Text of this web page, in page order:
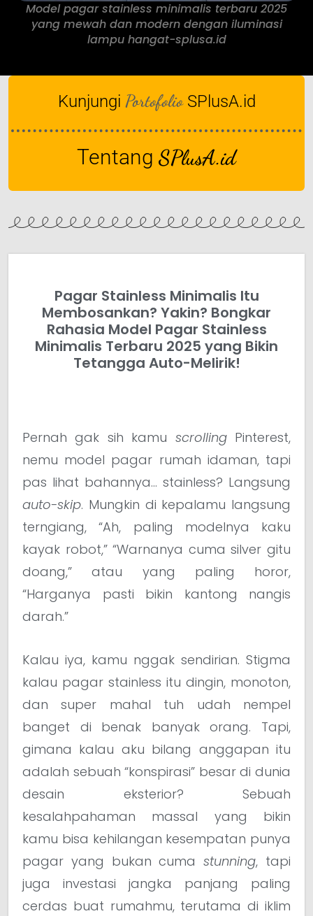
Model pagar stainless minimalis terbaru 2025
yang mewah dan modern dengan iluminasi
lampu hangat-splusa.id
Kunjungi Portofolio SPlusA.id
Tentang SPlusA.id
Pagar Stainless Minimalis Itu
Membosankan? Yakin? Bongkar
Rahasia Model Pagar Stainless
Minimalis Terbaru 2025 yang Bikin
Tetangga Auto-Melirik!
Pernah gak sih kamu scrollingPinterest,
nemu model pagar rumah idaman, tapi
pas lihat bahannya… stainless? Langsung
auto-skip. Mungkin di kepalamu langsung
terngiang, “Ah, paling modelnya kaku
kayak robot,” “Warnanya cuma silver gitu
doang,” atau yang paling horor,
“Harganya pasti bikin kantong nangis
darah.”
Kalau iya, kamu nggak sendirian. Stigma
kalau pagar stainless itu dingin, monoton,
dan super mahal tuh udah nempel
banget di benak banyak orang. Tapi,
gimana kalau aku bilang anggapan itu
adalah sebuah “konspirasi” besar di dunia
desain eksterior? Sebuah
kesalahpahaman massal yang bikin
kamu bisa kehilangan kesempatan punya
pagar yang bukan cumastunning, tapi
juga investasi jangka panjang paling
cerdas buat rumahmu, terutama di iklim